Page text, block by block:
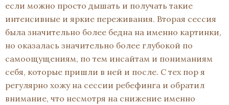
если можно просто дышать и получать такие
интенсивные и яркие переживания. Вторая сессия
была значительно более бедна на именно картинки,
но оказалась значительно более глубокой по
самоощущениям, по тем инсайтам и пониманиям
себя, которые пришли в ней и после. С тех пор я
регулярно хожу на сессии ребефинга и обратил
внимание, что несмотря на снижение именно